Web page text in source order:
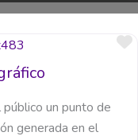
un punto de
generada en el